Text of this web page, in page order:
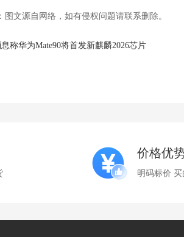
图文源自网络，如有侵权问题请联系删除。
称华为Mate90将首发新麒麟2026芯片
价格优
明码标价